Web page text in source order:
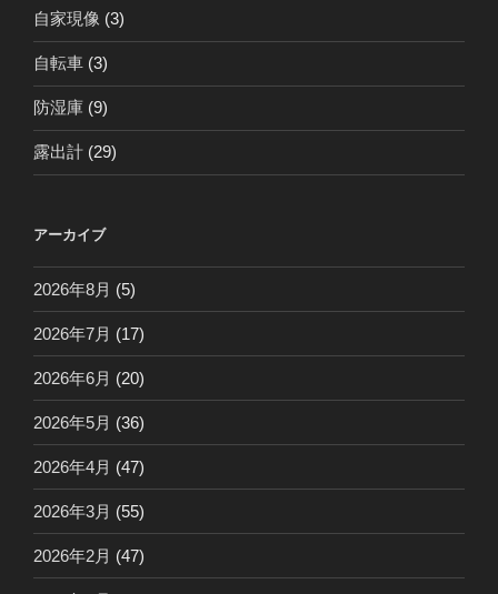
自家現像 (3)
自転車 (3)
防湿庫 (9)
露出計 (29)
アーカイブ
2026年8月 (5)
2026年7月 (17)
2026年6月 (20)
2026年5月 (36)
2026年4月 (47)
2026年3月 (55)
2026年2月 (47)